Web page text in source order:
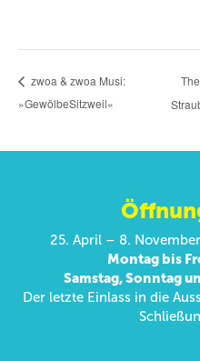
zwoa & zwoa Musi:
»GewölbeSitzweil«
25. April – 8.
Montag bis
Samstag, Sonntag
Der letzte Einlass in die